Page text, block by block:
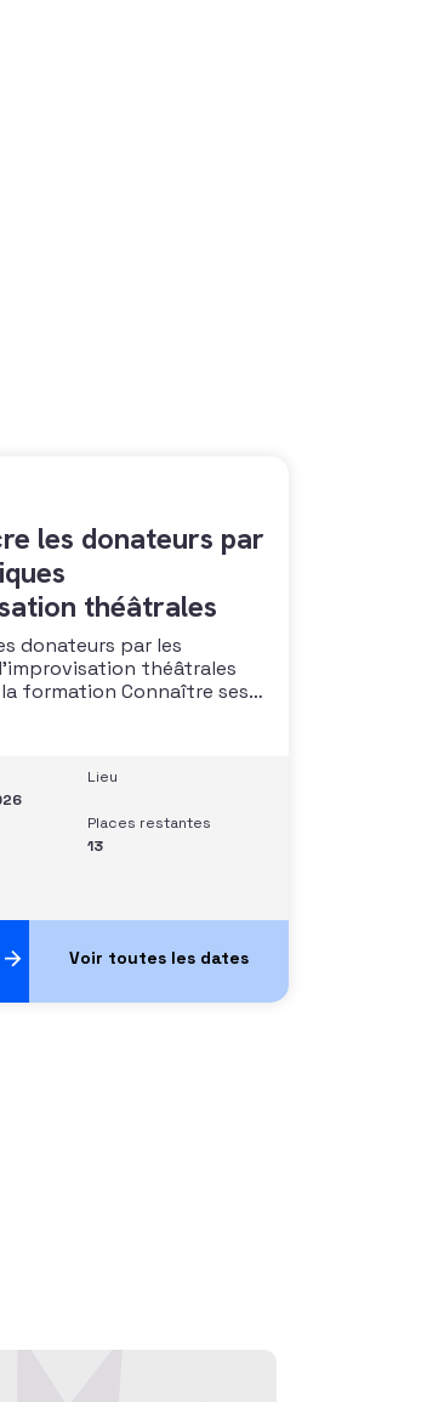
les donateurs par
théâtrales
donateurs par les
théâtrales
formation Connaître ses
force de conviction et sur
(mots, attitude, …),
de
Lieu
Places restantes
13